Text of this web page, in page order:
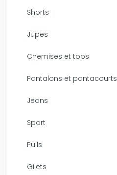
Shorts
Jupes
Chemises et tops
Pantalons et pantacourts
Jeans
Sport
Pulls
Gilets